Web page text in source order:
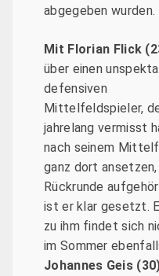
abgegeben wurden.
Mit Florian Flick
über einen
defensiven
Mittelfeldspieler,
jahrelang vermisst
nach seinem
ganz dort
Rückrunde
ist er klar gesetzt.
zu ihm findet sich
im Sommer
Johannes Geis